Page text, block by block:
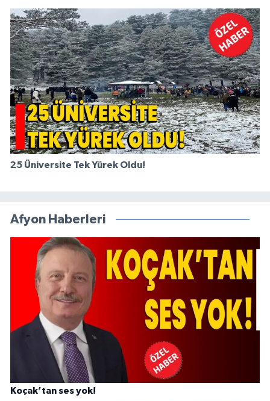
25 Üniversite Tek Yürek Oldu!
Afyon Haberleri
Koçak’tan ses yok!